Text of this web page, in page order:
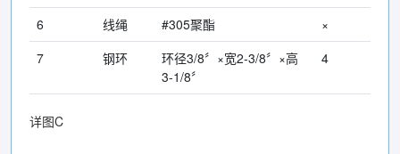
6 线绳 #305聚酯
×
7
钢环
环径3/8〞×宽2-3/8〞×高
3-1/8〞
4
详图C